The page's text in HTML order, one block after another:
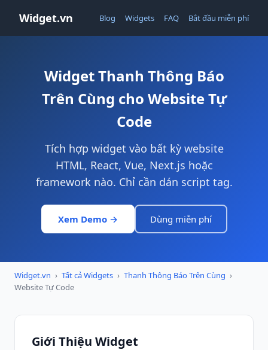
Widget.vn Blog Widgets FAQ Bắt đầu miễn phí
Widget Thanh Thông Báo
Trên Cùng cho Website Tự
Code
Tích hợp widget vào bất kỳ website
HTML, React, Vue, Next.js hoặc
framework nào. Chỉ cần dán script tag.
Xem Demo → Dùng miễn phí
Widget.vn › Tất cả Widgets › Thanh Thông Báo Trên Cùng ›
Website Tự Code
Giới Thiệu Widget